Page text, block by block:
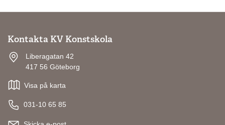
Kontakta KV Konstskola
Liberagatan 42
417 56 Göteborg
Visa på karta
031-10 65 85